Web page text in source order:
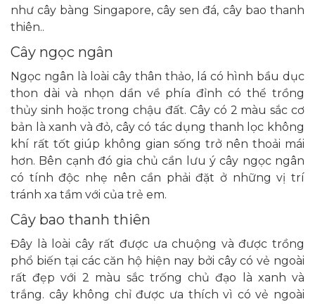
như cây bàng Singapore, cây sen đá, cây bao thanh
thiên..
Cây ngọc ngân
Ngọc ngân là loài cây thân thảo, lá có hình bầu dục
thon dài và nhọn dần về phía đỉnh có thể trồng
thủy sinh hoặc trong chậu đất. Cây có 2 màu sắc cơ
bản là xanh và đỏ, cây có tác dụng thanh lọc không
khí rất tốt giúp không gian sống trở nên thoải mái
hơn. Bên cạnh đó gia chủ cần lưu ý cây ngọc ngân
có tính độc nhẹ nên cần phải đặt ở những vị trí
tránh xa tầm với của trẻ em.
Cây bao thanh thiên
Đây là loài cây rất được ưa chuộng và được trồng
phổ biến tại các căn hộ hiện nay bởi cây có vẻ ngoài
rất đẹp với 2 màu sắc trống chủ đạo là xanh và
trắng. cây không chỉ được ưa thích vì có vẻ ngoài